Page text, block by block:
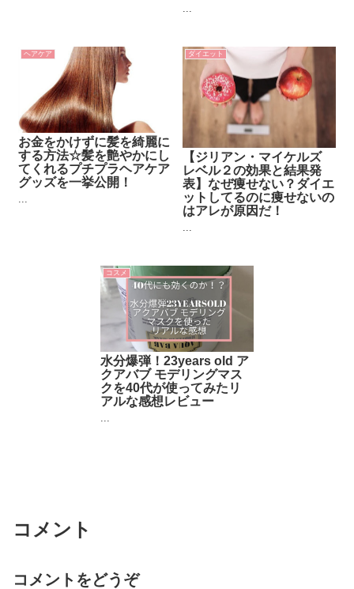
...
ヘアケア
お金をかけずに髪を綺麗に
する方法☆髪を艶やかにし
てくれるプチプラヘアケア
グッズを一挙公開！
ダイエット
【ジリアン・マイケルズ
レベル２の効果と結果発
表】なぜ痩せない？ダイエ
ットしてるのに痩せないの
はアレが原因だ！
...
コスメ
水分爆弾！23years old ア
クアバブ モデリングマス
クを40代が使ってみたリ
アルな感想レビュー
...
コメント
コメントをどうぞ